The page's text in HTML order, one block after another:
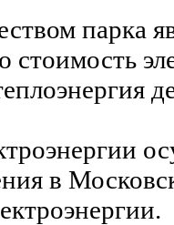
парка
стоимость
в